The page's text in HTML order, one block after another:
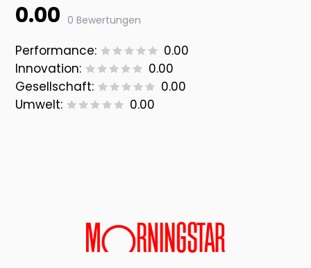
0.00 0 Bewertungen
Performance:
0.00
Innovation:
0.00
Gesellschaft:
0.00
Umwelt:
0.00